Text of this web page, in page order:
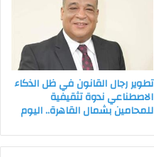
تطوير رجال القانون في ظل الذكاء
الاصطناعي ندوة تثقيفية
للمحامين بشمال القاهرة.. اليوم